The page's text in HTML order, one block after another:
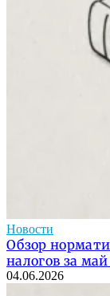
Новости
Обзор
налогов за
04.06.2026